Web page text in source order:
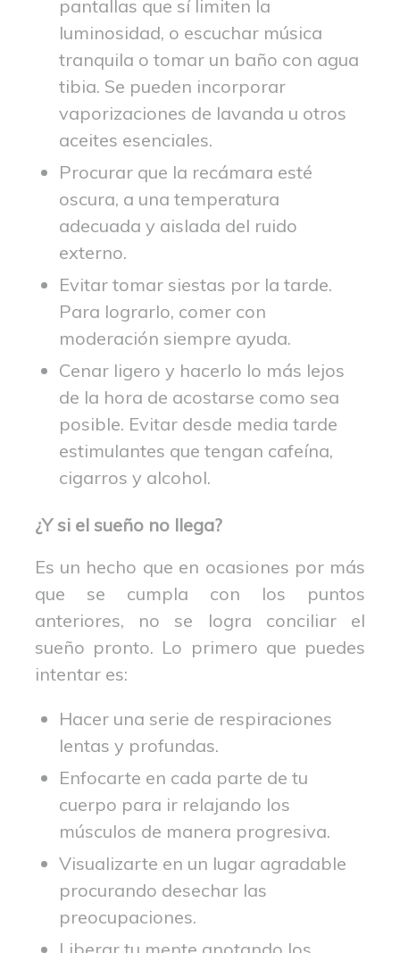
pantallas que sí limiten la
luminosidad, o escuchar música
tranquila o tomar un baño con agua
tibia. Se pueden incorporar
vaporizaciones de lavanda u otros
aceites esenciales.
Procurar que la recámara esté
oscura, a una temperatura
adecuada y aislada del ruido
externo.
Evitar tomar siestas por la tarde.
Para lograrlo, comer con
moderación siempre ayuda.
Cenar ligero y hacerlo lo más lejos
de la hora de acostarse como sea
posible. Evitar desde media tarde
estimulantes que tengan cafeína,
cigarros y alcohol.
¿Y si el sueño no llega?
Es un hecho que en ocasiones por más
que se cumpla con los puntos
anteriores, no se logra conciliar el
sueño pronto. Lo primero que puedes
intentar es:
Hacer una serie de respiraciones
lentas y profundas.
Enfocarte en cada parte de tu
cuerpo para ir relajando los
músculos de manera progresiva.
Visualizarte en un lugar agradable
procurando desechar las
preocupaciones.